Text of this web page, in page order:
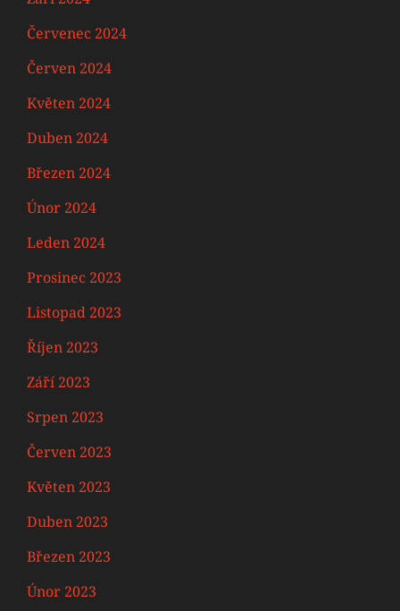
Červenec 2024
Červen 2024
Květen 2024
Duben 2024
Březen 2024
Únor 2024
Leden 2024
Prosinec 2023
Listopad 2023
Říjen 2023
Září 2023
Srpen 2023
Červen 2023
Květen 2023
Duben 2023
Březen 2023
Únor 2023